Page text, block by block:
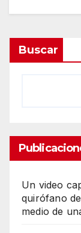
Buscar
Un video
quirófano
medio de